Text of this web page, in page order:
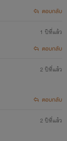
ตอบกลับ
1 ปีที่แล้ว
ตอบกลับ
2 ปีที่แล้ว
ตอบกลับ
2 ปีที่แล้ว